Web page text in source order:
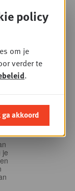
je
policy
om je
verder te
.
ga akkoord